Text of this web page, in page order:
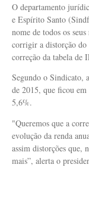
O departamento
e Espírito Santo
nome de todos os
corrigir a distorção do
correção da tabela de
Segundo o Sindicato,
de 2015, que ficou
5,6%.
"Queremos que a
evolução da renda
assim distorções que,
mais”, alerta o